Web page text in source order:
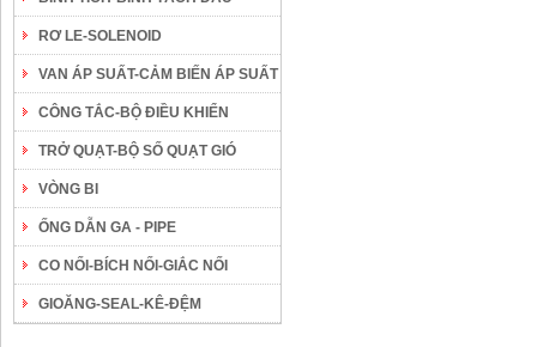
RƠ LE-SOLENOID
VAN ÁP SUẤT-CẢM BIẾN ÁP SUẤT
CÔNG TẮC-BỘ ĐIỀU KHIỂN
TRỞ QUẠT-BỘ SỐ QUẠT GIÓ
VÒNG BI
ỐNG DẪN GA - PIPE
CO NỐI-BÍCH NỐI-GIẮC NỐI
GIOĂNG-SEAL-KÊ-ĐỆM